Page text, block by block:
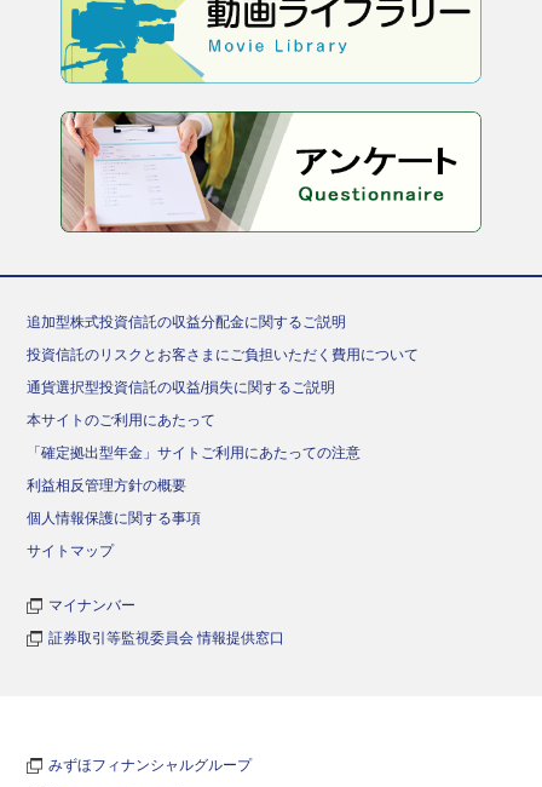
追加型株式投資信託の収益分配金に関するご説明
投資信託のリスクとお客さまにご負担いただく費用について
通貨選択型投資信託の収益/損失に関するご説明
本サイトのご利用にあたって
「確定拠出型年金」サイトご利用にあたっての注意
利益相反管理方針の概要
個人情報保護に関する事項
サイトマップ
マイナンバー
証券取引等監視委員会 情報提供窓口
みずほフィナンシャルグループ